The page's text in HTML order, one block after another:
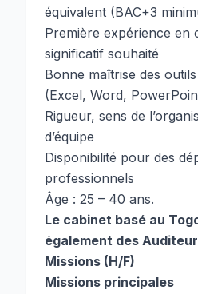
équivalent (BAC+3
Première expérience en
significatif souhaité
Bonne maîtrise des
(Excel, Word,
Rigueur, sens de
d’équipe
Disponibilité pour des
professionnels
Âge : 25 – 40 ans.
Le cabinet basé au
également des
Missions (H/F)
Missions principales